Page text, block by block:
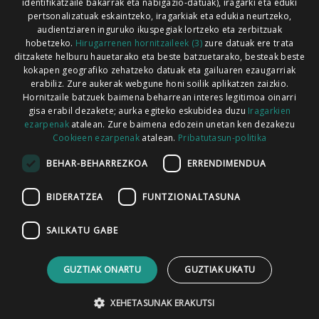
Codesyntaxek garatua
HARREMANETARAKO
identifikatzaile bakarrak eta nabigazio-datuak), iragarki eta eduki
pertsonalizatuak eskaintzeko, iragarkiak eta edukia neurtzeko,
audientziaren inguruko ikuspegiak lortzeko eta zerbitzuak
hobetzeko. Hirugarrenen hornitzaileek (3)zure datuak ere trata
ditzakete helburu hauetarako eta beste batzuetarako, besteak beste
kokapen geografiko zehatzeko datuak eta gailuaren ezaugarriak
erabiliz. Zure aukerak webgune honi soilik aplikatzen zaizkio.
Hornitzaile batzuek baimena beharrean interes legitimoa oinarri
gisa erabil dezakete; aurka egiteko eskubidea duzu Iragarkien
ezarpenakatalean. Zure baimena edozein unetan ken dezakezu
Cookieen ezarpenak atalean. Pribatutasun-politika
BEHAR-BEHARREZKOA ERRENDIMENDUA
BIDERATZEA FUNTZIONALTASUNA
SAILKATU GABE
GUZTIAK ONARTU GUZTIAK UKATU
XEHETASUNAK ERAKUTSI